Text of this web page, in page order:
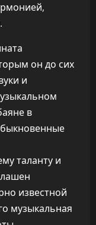
он до сих
и
в
таланту и
известной
музыкальная